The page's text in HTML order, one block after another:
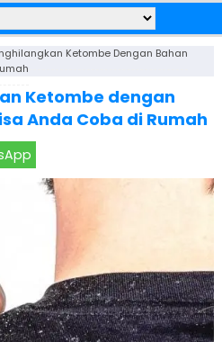
Ketombe Dengan Bahan
Ketombe dengan
Anda Coba di Rumah